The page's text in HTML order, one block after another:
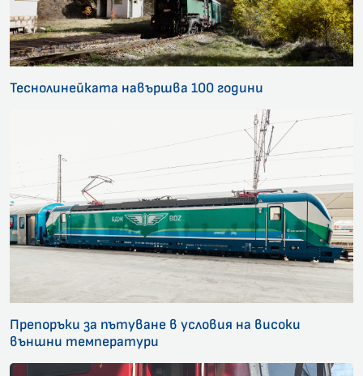
Теснолинейката навършва 100 години
Препоръки за пътуване в условия на високи
външни температури